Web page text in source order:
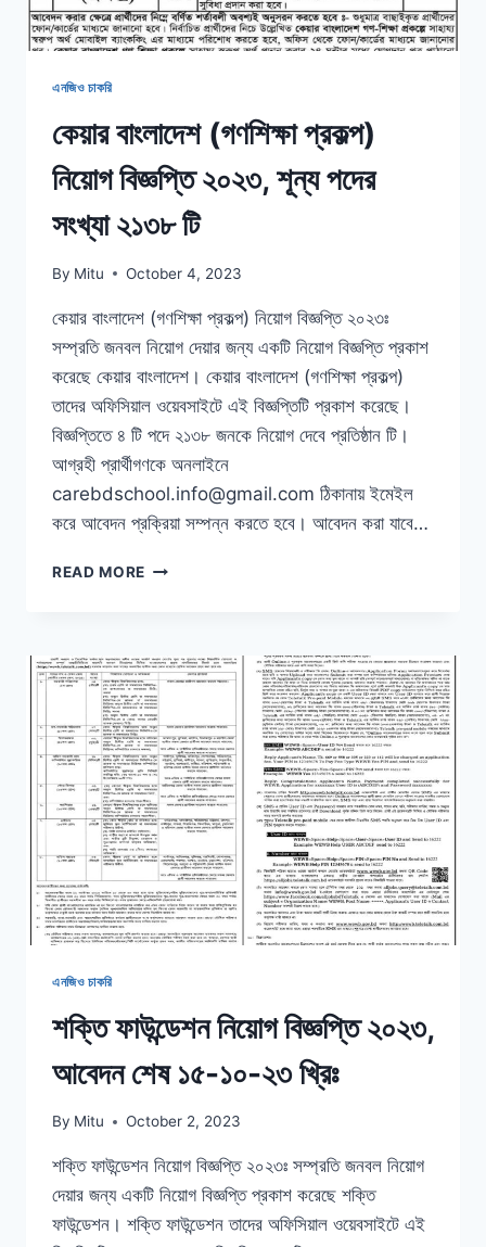
এনজিও চাকরি
কেয়ার বাংলাদেশ (গণশিক্ষা প্রকল্প)
নিয়োগ বিজ্ঞপ্তি ২০২৩, শূন্য পদের
সংখ্যা ২১৩৮ টি
By Mitu October 4, 2023
কেয়ার বাংলাদেশ (গণশিক্ষা প্রকল্প) নিয়োগ বিজ্ঞপ্তি ২০২৩ঃ
সম্প্রতি জনবল নিয়োগ দেয়ার জন্য একটি নিয়োগ বিজ্ঞপ্তি প্রকাশ
করেছে কেয়ার বাংলাদেশ। কেয়ার বাংলাদেশ (গণশিক্ষা প্রকল্প)
তাদের অফিসিয়াল ওয়েবসাইটে এই বিজ্ঞপ্তিটি প্রকাশ করেছে।
বিজ্ঞপ্তিতে ৪ টি পদে ২১৩৮ জনকে নিয়োগ দেবে প্রতিষ্ঠান টি।
আগ্রহী প্রার্থীগণকে অনলাইনে
carebdschool.info@gmail.com ঠিকানায় ইমেইল
করে আবেদন প্রক্রিয়া সম্পন্ন করতে হবে। আবেদন করা যাবে…
READ MORE কেয়ার
নিয়োগ
বিজ্ঞপ্তি
২০২৩,
শূন্য
পদের
সংখ্যা
২১৩৮
টি
এনজিও চাকরি
শক্তি ফাউন্ডেশন নিয়োগ বিজ্ঞপ্তি ২০২৩,
আবেদন শেষ ১৫-১০-২৩ খ্রিঃ
By Mitu October 2, 2023
শক্তি ফাউন্ডেশন নিয়োগ বিজ্ঞপ্তি ২০২৩ঃ সম্প্রতি জনবল নিয়োগ
দেয়ার জন্য একটি নিয়োগ বিজ্ঞপ্তি প্রকাশ করেছে শক্তি
ফাউন্ডেশন। শক্তি ফাউন্ডেশন তাদের অফিসিয়াল ওয়েবসাইটে এই